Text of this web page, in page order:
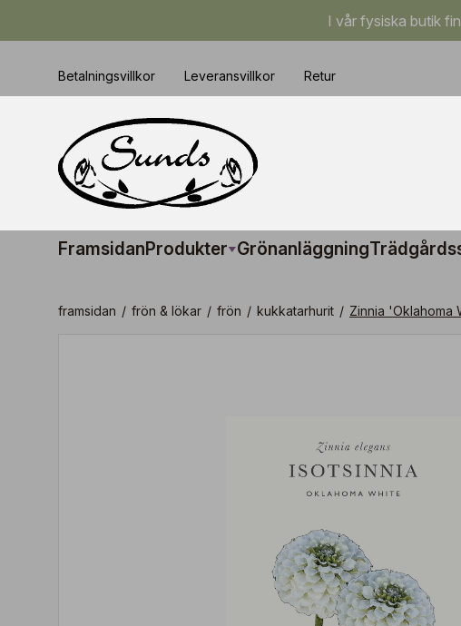
I vår fysiska butik
Betalningsvillkor Leveransvillkor Retur
FramsidanProdukter Grönanläggning
framsidan / frön & lökar / frön / kukkatarhurit / Zinnia 'Oklahoma